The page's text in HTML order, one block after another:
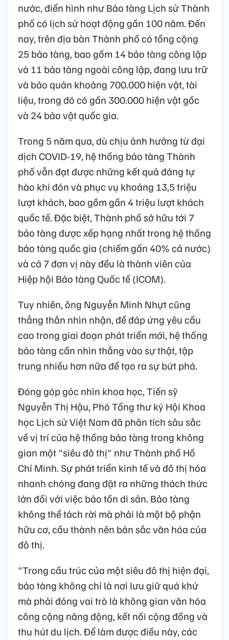
nước, điển hình như Bảo tàng Lịch sử Thành
phố có lịch sử hoạt động gần 100 năm. Đến
nay, trên địa bàn Thành phố có tổng cộng
25 bảo tàng, bao gồm 14 bảo tàng công lập
và 11 bảo tàng ngoài công lập, đang lưu trữ
và bảo quản khoảng 700.000 hiện vật, tài
liệu, trong đó có gần 300.000 hiện vật gốc
và 24 bảo vật quốc gia.
Trong 5 năm qua, dù chịu ảnh hưởng từ đại
dịch COVID-19, hệ thống bảo tàng Thành
phố vẫn đạt được những kết quả đáng tự
hào khi đón và phục vụ khoảng 13,5 triệu
lượt khách, bao gồm gần 4 triệu lượt khách
quốc tế. Đặc biệt, Thành phố sở hữu tới 7
bảo tàng được xếp hạng nhất trong hệ thống
bảo tàng quốc gia (chiếm gần 40% cả nước)
và cả 7 đơn vị này đều là thành viên của
Hiệp hội Bảo tàng Quốc tế (ICOM).
Tuy nhiên, ông Nguyễn Minh Nhựt cũng
thẳng thắn nhìn nhận, để đáp ứng yêu cầu
cao trong giai đoạn phát triển mới, hệ thống
bảo tàng cần nhìn thẳng vào sự thật, tập
trung nhiều hơn nữa để tạo ra sự bứt phá.
Đóng góp góc nhìn khoa học, Tiến sỹ
Nguyễn Thị Hậu, Phó Tổng thư ký Hội Khoa
học Lịch sử Việt Nam đã phân tích sâu sắc
về vị trí của hệ thống bảo tàng trong không
gian một "siêu đô thị" như Thành phố Hồ
Chí Minh. Sự phát triển kinh tế và đô thị hóa
nhanh chóng đang đặt ra những thách thức
lớn đối với việc bảo tồn di sản. Bảo tàng
không thể tách rời mà phải là một bộ phận
hữu cơ, cấu thành nên bản sắc văn hóa của
đô thị.
"Trong cấu trúc của một siêu đô thị hiện đại,
bảo tàng không chỉ là nơi lưu giữ quá khứ
mà phải đóng vai trò là không gian văn hóa
công cộng năng động, kết nối cộng đồng và
thu hút du lịch. Để làm được điều này, các